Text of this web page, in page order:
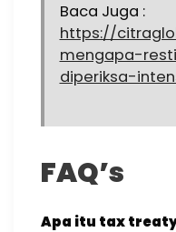
Baca Juga :
https://
mengapa-
diperiksa-
FAQ’s
Apa itu tax